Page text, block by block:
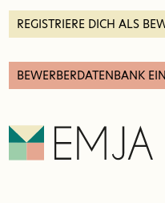
REGISTRIERE DICH ALS
BEWERBERDATENBANK